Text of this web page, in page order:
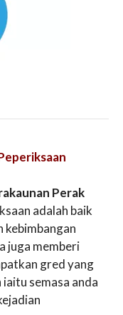
Perak
adalah baik
kebimbangan
juga memberi
gred yang
semasa anda